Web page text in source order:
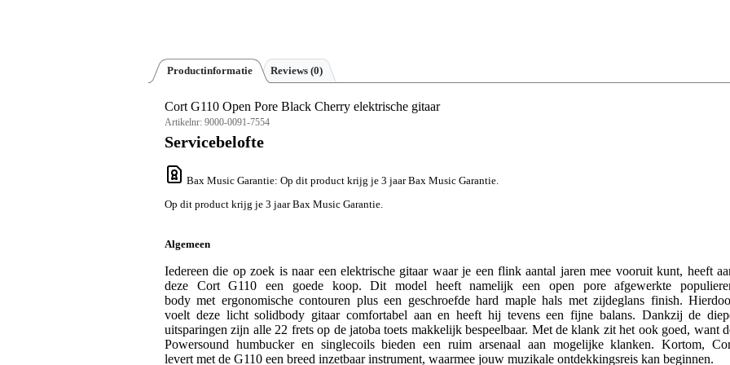
Productinformatie Reviews (0)
Cort G110 Open Pore Black Cherry elektrische gitaar
Artikelnr: 9000-0091-7554
Servicebelofte
Bax Music Garantie: Op dit product krijg je 3 jaar Bax Music Garantie.
Op dit product krijg je 3 jaar Bax Music Garantie.
Algemeen
Iedereen die op zoek is naar een elektrische gitaar waar je een flink aantal jaren mee vooruit kunt, heeft
deze Cort G110 een goede koop. Dit model heeft namelijk een open pore afgewerkte
body met ergonomische contouren plus een geschroefde hard maple hals met zijdeglans finish.
voelt deze licht solidbody gitaar comfortabel aan en heeft hij tevens een fijne balans. Dankzij de
uitsparingen zijn alle 22 frets op de jatoba toets makkelijk bespeelbaar. Met de klank zit het ook goed, want
Powersound humbucker en singlecoils bieden een ruim arsenaal aan mogelijke klanken. Kortom,
levert met de G110 een breed inzetbaar instrument, waarmee jouw muzikale ontdekkingsreis kan beginnen.